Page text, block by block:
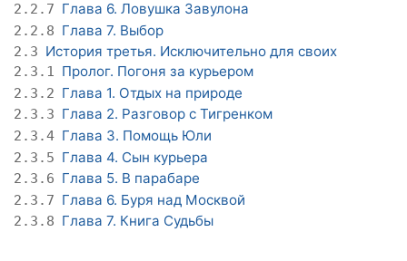
2.2.7 Глава 6. Ловушка Завулона
2.2.8 Глава 7. Выбор
2.3 История третья. Исключительно для своих
2.3.1 Пролог. Погоня за курьером
2.3.2 Глава 1. Отдых на природе
2.3.3 Глава 2. Разговор с Тигренком
2.3.4 Глава 3. Помощь Юли
2.3.5 Глава 4. Сын курьера
2.3.6 Глава 5. В парабаре
2.3.7 Глава 6. Буря над Москвой
2.3.8 Глава 7. Книга Судьбы